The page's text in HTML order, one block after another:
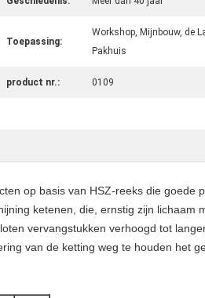
Toepassing:
Workshop, Mijnbouw, de
Pakhuis
product nr.: 0109
op basis van HSZ-reeks die goede
ketenen, die, ernstig zijn lichaam
vervangstukken verhoogd tot
van de ketting weg te houden het